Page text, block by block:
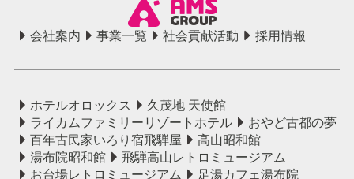
会社案内 事業一覧 社会貢献活動 採用情報
ホテルオロックス
久茂地 天使館
ライカムファミリーリゾートホテル
おやど古都の夢
百年古民家いろり宿飛騨屋
高山昭和館
湯布院昭和館
飛騨高山レトロミュージアム
お台場レトロミュージアム
足湯カフェ湯布院